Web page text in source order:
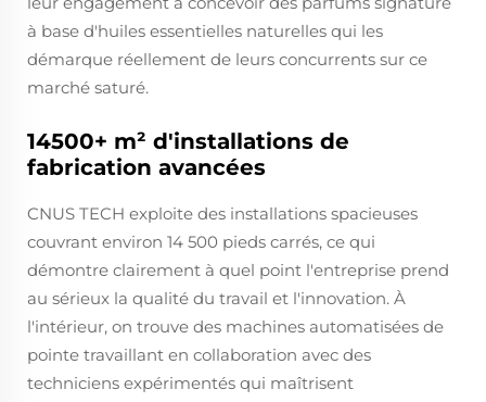
à base d'huiles essentielles naturelles qui les
démarque réellement de leurs concurrents sur ce
marché saturé.
14500+ m² d'installations de
fabrication avancées
CNUS TECH exploite des installations spacieuses
couvrant environ 14 500 pieds carrés, ce qui
démontre clairement à quel point l'entreprise prend
au sérieux la qualité du travail et l'innovation. À
l'intérieur, on trouve des machines automatisées de
pointe travaillant en collaboration avec des
techniciens expérimentés qui maîtrisent